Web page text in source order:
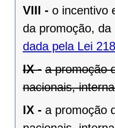
VIII - o incentivo
da promoção,
dada pela Lei
IX - a promoção
nacionais,
IX - a promoção